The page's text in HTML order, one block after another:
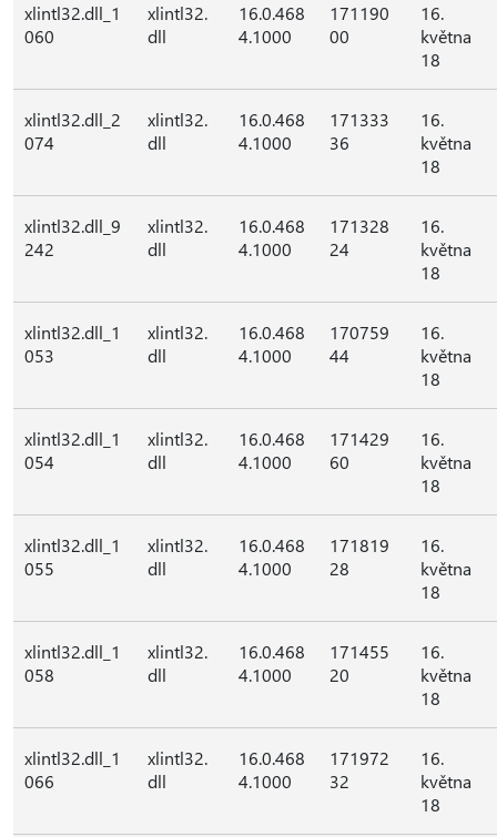
xlintl32.dll_1
060
xlintl32.
dll
16.0.468
4.1000
171190
00
16.
května
18
xlintl32.dll_2
074
xlintl32.
dll
16.0.468
4.1000
171333
36
16.
května
18
xlintl32.dll_9
242
xlintl32.
dll
16.0.468
4.1000
171328
24
16.
května
18
xlintl32.dll_1
053
xlintl32.
dll
16.0.468
4.1000
170759
44
16.
května
18
xlintl32.dll_1
054
xlintl32.
dll
16.0.468
4.1000
171429
60
16.
května
18
xlintl32.dll_1
055
xlintl32.
dll
16.0.468
4.1000
171819
28
16.
května
18
xlintl32.dll_1
058
xlintl32.
dll
16.0.468
4.1000
171455
20
16.
května
18
xlintl32.dll_1
066
xlintl32.
dll
16.0.468
4.1000
171972
32
16.
května
18